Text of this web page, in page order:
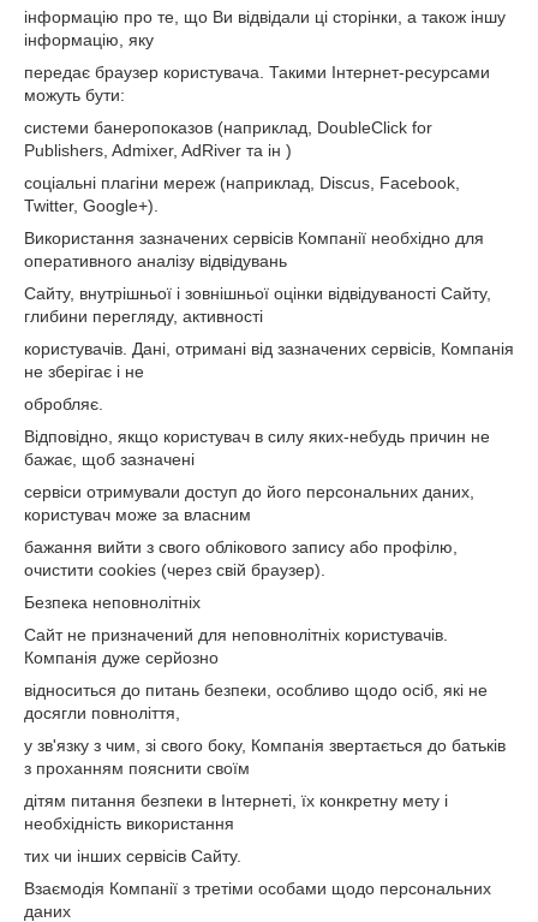
інформацію про те, що Ви відвідали ці сторінки, а також іншу
інформацію, яку
передає браузер користувача. Такими Інтернет-ресурсами
можуть бути:
системи банеропоказов (наприклад, DoubleClick for
Publishers, Admixer, AdRiver та ін )
соціальні плагіни мереж (наприклад, Discus, Facebook,
Twitter, Google+).
Використання зазначених сервісів Компанії необхідно для
оперативного аналізу відвідувань
Сайту, внутрішньої і зовнішньої оцінки відвідуваності Сайту,
глибини перегляду, активності
користувачів. Дані, отримані від зазначених сервісів, Компанія
не зберігає і не
обробляє.
Відповідно, якщо користувач в силу яких-небудь причин не
бажає, щоб зазначені
сервіси отримували доступ до його персональних даних,
користувач може за власним
бажання вийти з свого облікового запису або профілю,
очистити cookies (через свій браузер).
Безпека неповнолітніх
Сайт не призначений для неповнолітніх користувачів.
Компанія дуже серйозно
відноситься до питань безпеки, особливо щодо осіб, які не
досягли повноліття,
у зв'язку з чим, зі свого боку, Компанія звертається до батьків
з проханням пояснити своїм
дітям питання безпеки в Інтернеті, їх конкретну мету і
необхідність використання
тих чи інших сервісів Сайту.
Взаємодія Компанії з третіми особами щодо персональних
даних